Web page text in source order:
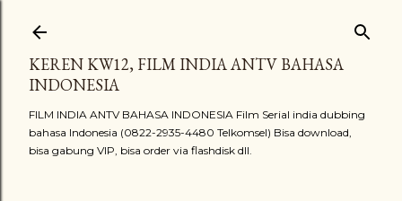
KEREN KW12, FILM INDIA ANTV BAHASA
INDONESIA
FILM INDIA ANTV BAHASA INDONESIA Film Serial india dubbing
bahasa Indonesia (0822-2935-4480 Telkomsel) Bisa download,
bisa gabung VIP, bisa order via flashdisk dll.